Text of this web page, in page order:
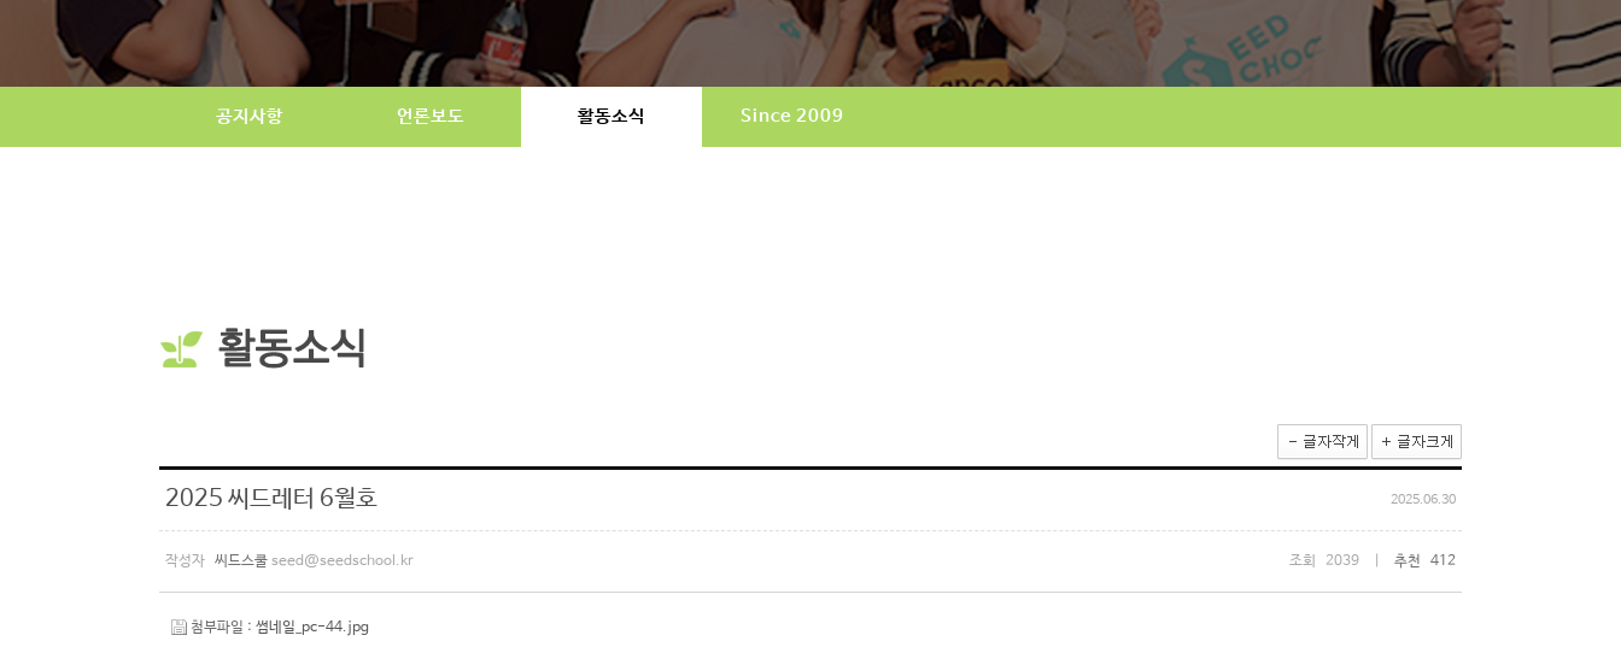
공지사항 언론보도 활동소식 Since 2009
2025 씨드레터 6월호 2025.06.30
작성자 씨드스쿨 seed@seedschool.kr 조회 2039 | 추천 412
첨부파일 : 썸네일_pc-44.jpg